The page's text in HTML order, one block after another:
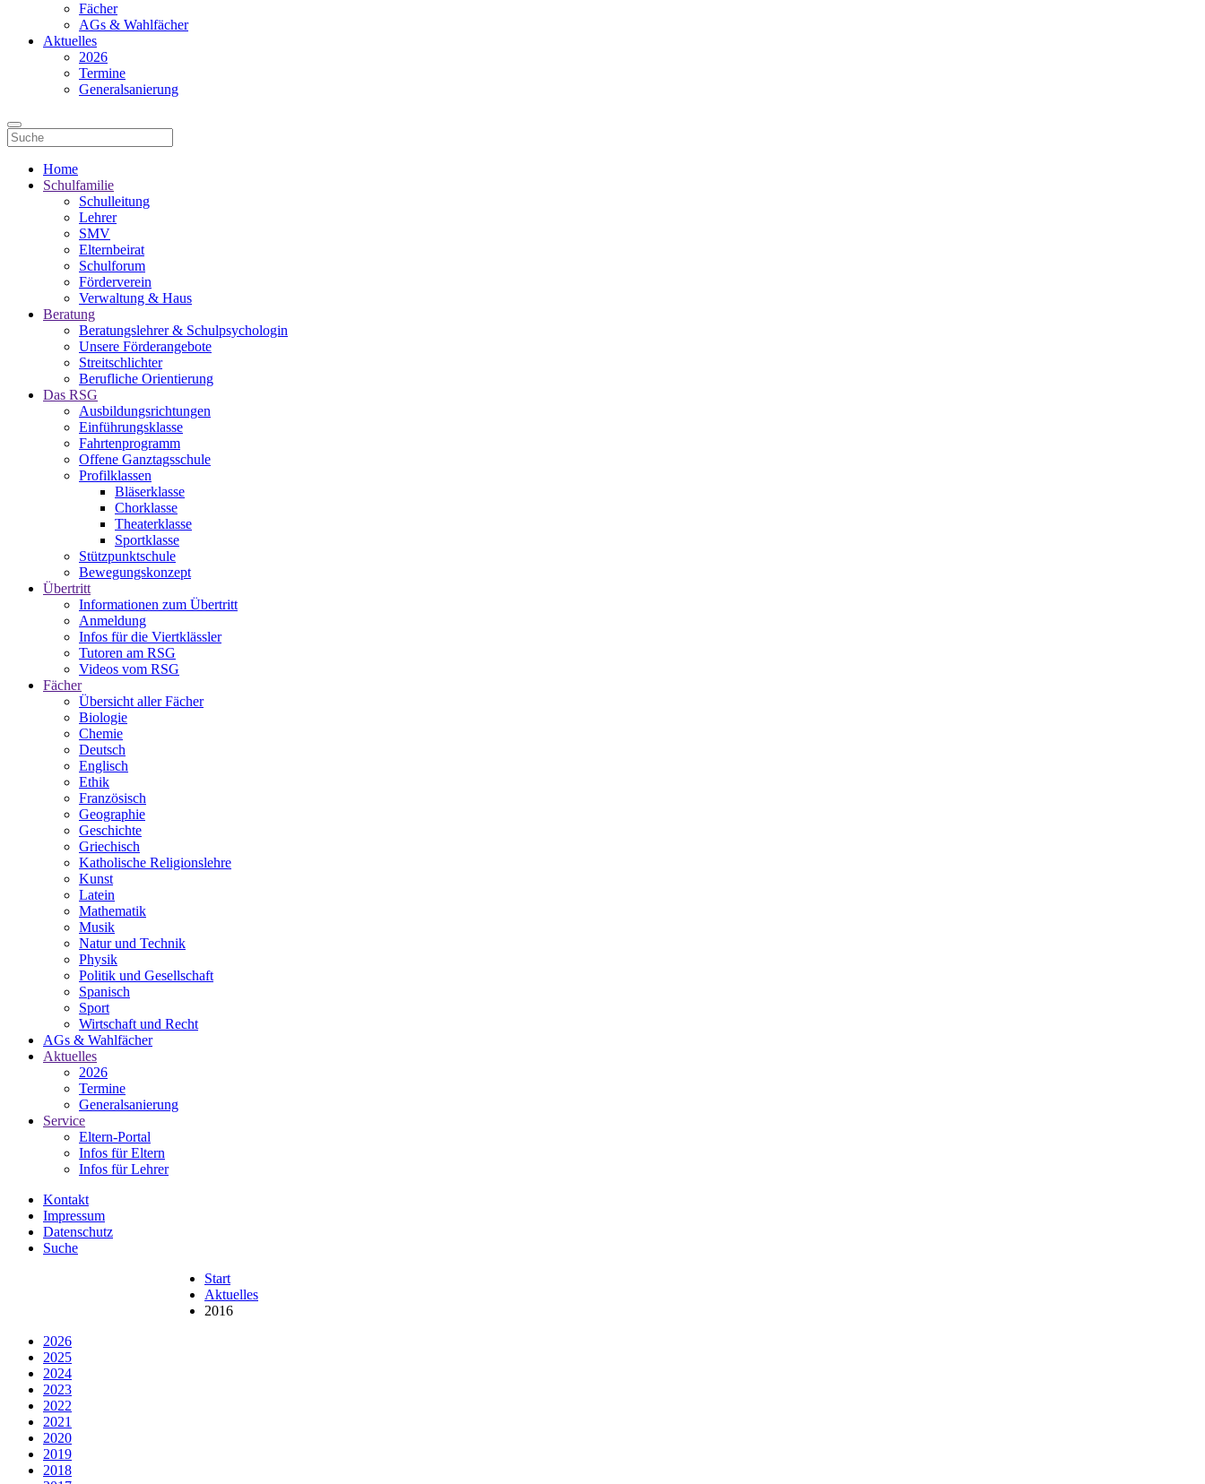
Fächer
AGs & Wahlfächer
Aktuelles
2026
Termine
Generalsanierung
Home
Schulfamilie
Schulleitung
Lehrer
SMV
Elternbeirat
Schulforum
Förderverein
Verwaltung & Haus
Beratung
Beratungslehrer & Schulpsychologin
Unsere Förderangebote
Streitschlichter
Berufliche Orientierung
Das RSG
Ausbildungsrichtungen
Einführungsklasse
Fahrtenprogramm
Offene Ganztagsschule
Profilklassen
Bläserklasse
Chorklasse
Theaterklasse
Sportklasse
Stützpunktschule
Bewegungskonzept
Übertritt
Informationen zum Übertritt
Anmeldung
Infos für die Viertklässler
Tutoren am RSG
Videos vom RSG
Fächer
Übersicht aller Fächer
Biologie
Chemie
Deutsch
Englisch
Ethik
Französisch
Geographie
Geschichte
Griechisch
Katholische Religionslehre
Kunst
Latein
Mathematik
Musik
Natur und Technik
Physik
Politik und Gesellschaft
Spanisch
Sport
Wirtschaft und Recht
AGs & Wahlfächer
Aktuelles
2026
Termine
Generalsanierung
Service
Eltern-Portal
Infos für Eltern
Infos für Lehrer
Kontakt
Impressum
Datenschutz
Suche
Start
Aktuelles
2016
2026
2025
2024
2023
2022
2021
2020
2019
2018